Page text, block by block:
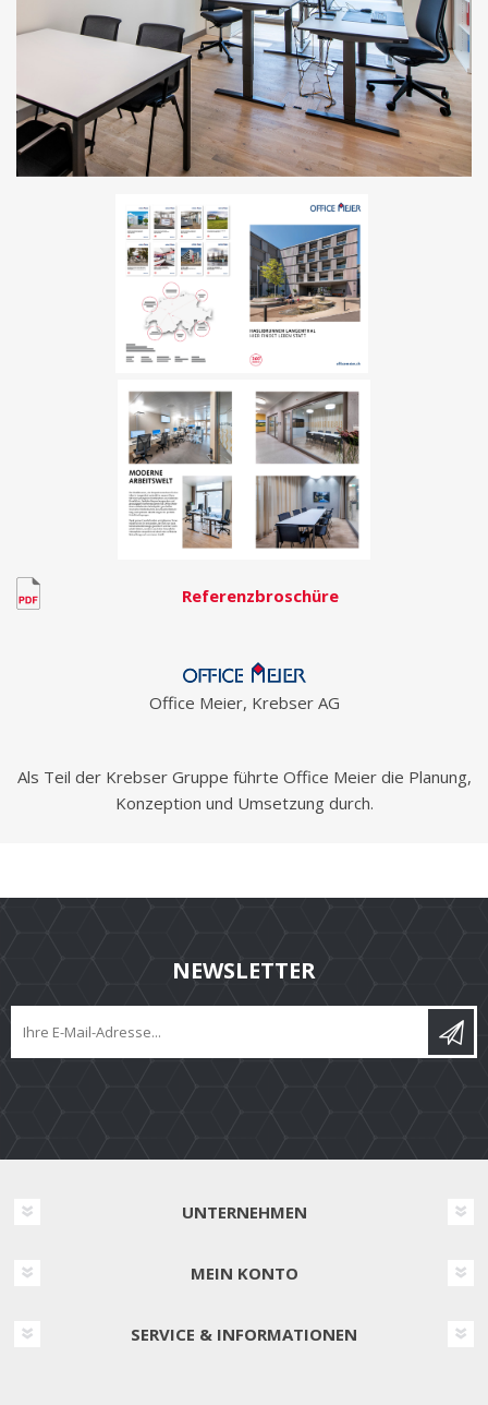
Referenzbroschüre
Office Meier, Krebser AG
Als Teil der Krebser Gruppe führte Office Meier die Planung,
Konzeption und Umsetzung durch.
NEWSLETTER
UNTERNEHMEN
MEIN KONTO
SERVICE & INFORMATIONEN